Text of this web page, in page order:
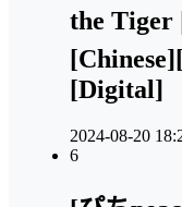
the Tiger
[Digital]
2024-08-20
6